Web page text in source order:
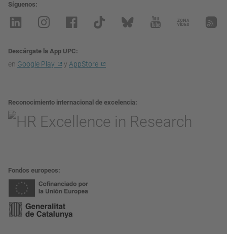
Síguenos
Descárgate la App UPC
en Google Play y AppStore
Reconocimiento internacional de excelencia
Fondos europeos